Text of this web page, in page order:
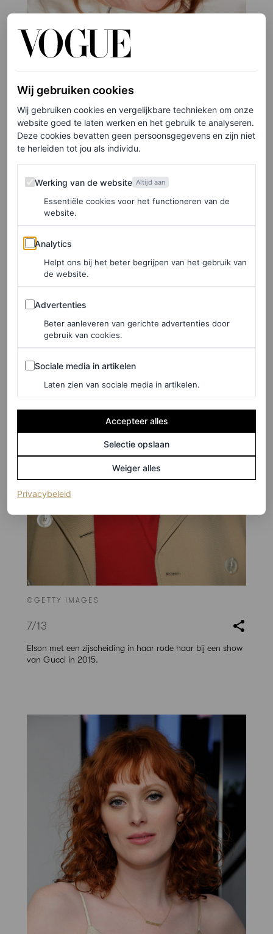
©GETTY IMAGES
6/13
Curtain bangs in 2014.
©GETTY IMAGES
7/13
Elson met een zijscheiding in haar rode haar bij een show
van Gucci in 2015.
Wij gebruiken cookies
Wij gebruiken cookies en vergelijkbare technieken om onze
website goed te laten werken en het gebruik te analyseren.
Deze cookies bevatten geen persoonsgegevens en zijn niet
te herleiden tot jou als individu.
Werking van de website
Werking van de website Altijd aan
Essentiële cookies voor het functioneren van de
website.
Analytics
Analytics
Helpt ons bij het beter begrijpen van het gebruik van
de website.
Advertenties
Advertenties
Beter aanleveren van gerichte advertenties door
gebruik van cookies.
Sociale media in artikelen
Sociale media in artikelen
Laten zien van sociale media in artikelen.
Accepteer alles
Selectie opslaan
Weiger alles
Privacybeleid